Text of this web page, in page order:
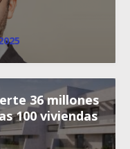
36 millones
100 viviendas